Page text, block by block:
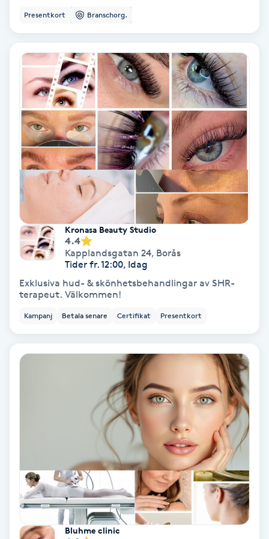
Koppningsmassage
Kosmetisk tatuering
Kostrådgivning
Kroppsinpackning
Kroppspeeling
Käkledsbehandling
Kärlbehandling
Laserbehandling
LPG-massage
Luggklippning
Presentkort Branschorg.
Kronasa Beauty Studio
4.4
Kapplandsgatan 24, Borås
Tider fr. 12:00, Idag
Exklusiva hud- & skönhetsbehandlingar av SHR-
terapeut. Välkommen!
Kampanj Betala senare Certifikat Presentkort
Bluhme clinic